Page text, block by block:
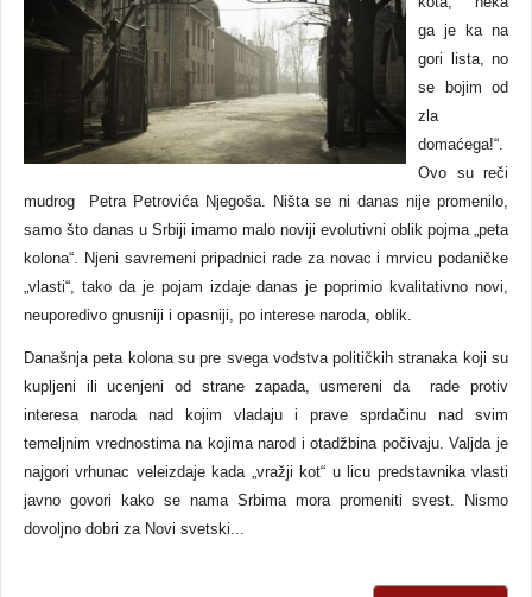
ga je ka na
gori lista, no
se bojim od
zla
domaćega!“.
Ovo su reči
mudrog Petra Petrovića Njegoša. Ništa se ni danas nije promenilo,
samo što danas u Srbiji imamo malo noviji evolutivni oblik pojma „peta
kolona“. Njeni savremeni pripadnici rade za novac i mrvicu podaničke
„vlasti“, tako da je pojam izdaje danas je poprimio kvalitativno novi,
neuporedivo gnusniji i opasniji, po interese naroda, oblik.
Današnja peta kolona su pre svega vođstva političkih stranaka koji su
kupljeni ili ucenjeni od strane zapada, usmereni da rade protiv
interesa naroda nad kojim vladaju i prave sprdačinu nad svim
temeljnim vrednostima na kojima narod i otadžbina počivaju. Valjda je
najgori vrhunac veleizdaje kada „vražji kot“ u licu predstavnika vlasti
javno govori kako se nama Srbima mora promeniti svest. Nismo
dovoljno dobri za Novi svetski...